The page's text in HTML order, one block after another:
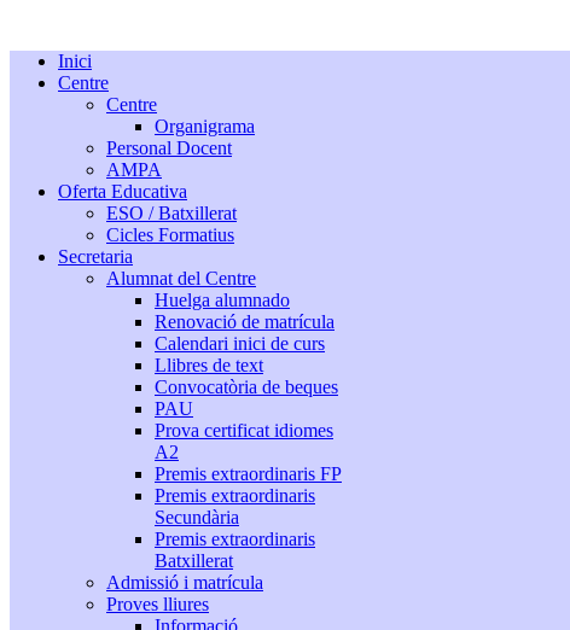
Inici
Centre
Centre
Organigrama
Personal Docent
AMPA
Oferta Educativa
ESO / Batxillerat
Cicles Formatius
Secretaria
Alumnat del Centre
Huelga alumnado
Renovació de matrícula
Calendari inici de curs
Llibres de text
Convocatòria de beques
PAU
Prova certificat idiomes
A2
Premis extraordinaris FP
Premis extraordinaris
Secundària
Premis extraordinaris
Batxillerat
Admissió i matrícula
Proves lliures
Informació